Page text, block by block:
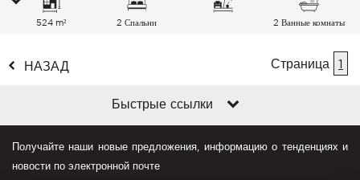
524 m² 2 Спальни 2 Ванные комнаты
НАЗАД Страница 1
Быстрые ссылки
Получайте наши новые предложения, информацию о тенденциях и
новости по электронной почте